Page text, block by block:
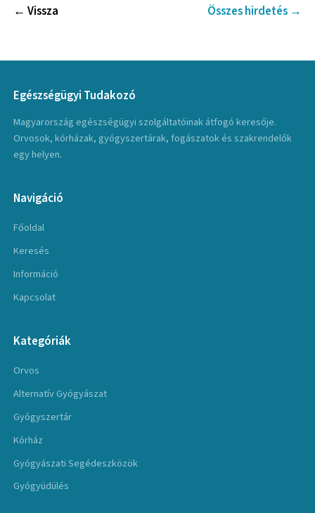
← Vissza Összes hirdetés →
Egészségügyi Tudakozó
Magyarország egészségügyi szolgáltatóinak átfogó keresője.
Orvosok, kórházak, gyógyszertárak, fogászatok és szakrendelők
egy helyen.
Navigáció
Főoldal
Keresés
Információ
Kapcsolat
Kategóriák
Orvos
Alternatív Gyógyászat
Gyógyszertár
Kórház
Gyógyászati Segédeszközök
Gyógyüdülés